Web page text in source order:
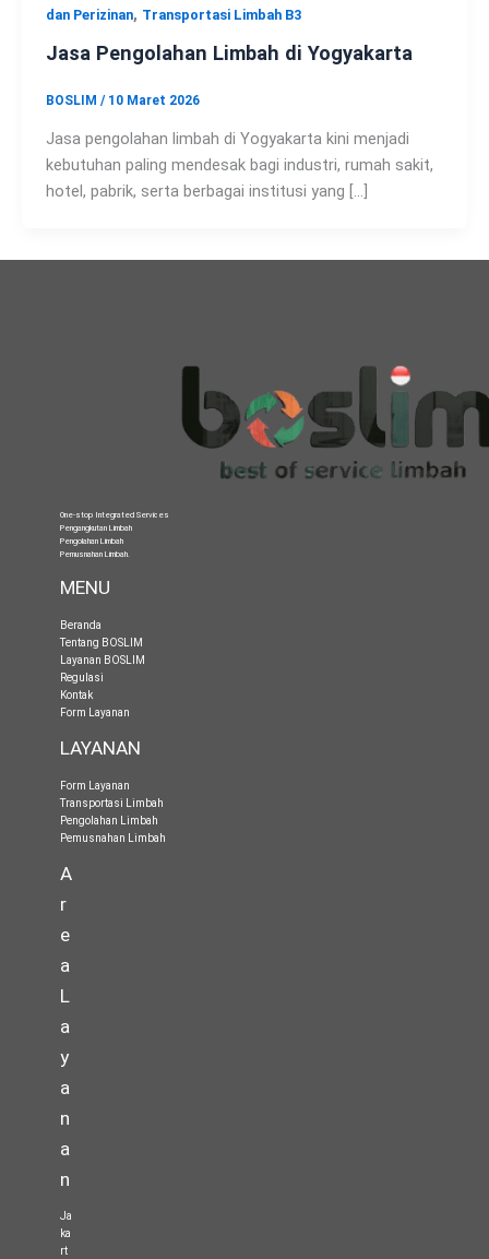
dan Perizinan, Transportasi Limbah B3
Jasa Pengolahan Limbah di Yogyakarta
BOSLIM / 10 Maret 2026
Jasa pengolahan limbah di Yogyakarta kini menjadi
kebutuhan paling mendesak bagi industri, rumah sakit,
hotel, pabrik, serta berbagai institusi yang […]
One-stop Integrated Services
Pengangkutan Limbah
Pengolahan Limbah
Pemusnahan Limbah.
MENU
Beranda
Tentang BOSLIM
Layanan BOSLIM
Regulasi
Kontak
Form Layanan
LAYANAN
Form Layanan
Transportasi Limbah
Pengolahan Limbah
Pemusnahan Limbah
A
r
e
a
L
a
y
a
n
a
n
Ja
ka
rt